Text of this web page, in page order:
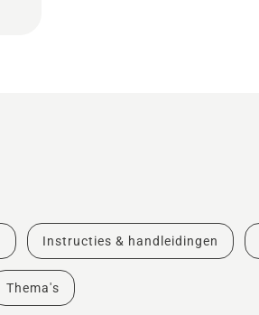
Instructies & handleidingen
Thema's